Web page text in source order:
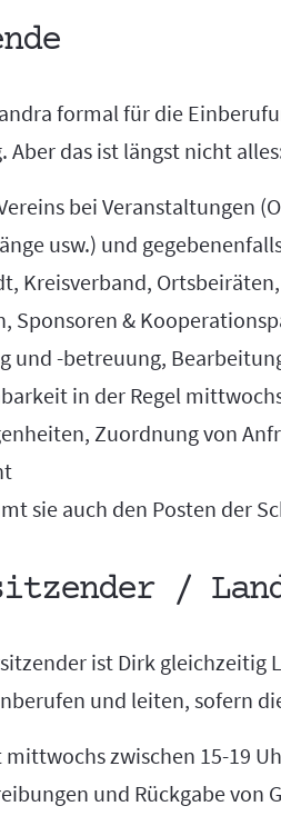
formal für die
das ist längst nicht
bei Veranstaltungen
usw.) und
Kreisverband,
Sponsoren &
und -betreuung,
in der Regel
Zuordnung von
sie auch den Posten der
/
ist Dirk gleichzeitig
und leiten, sofern
zwischen 15-19
und Rückgabe von